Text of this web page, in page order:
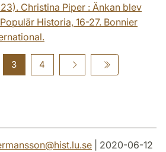
Christina Piper : Änkan blev
Historia, 16-27. Bonnier
3 4
@hist.lu.se | 2020-06-12